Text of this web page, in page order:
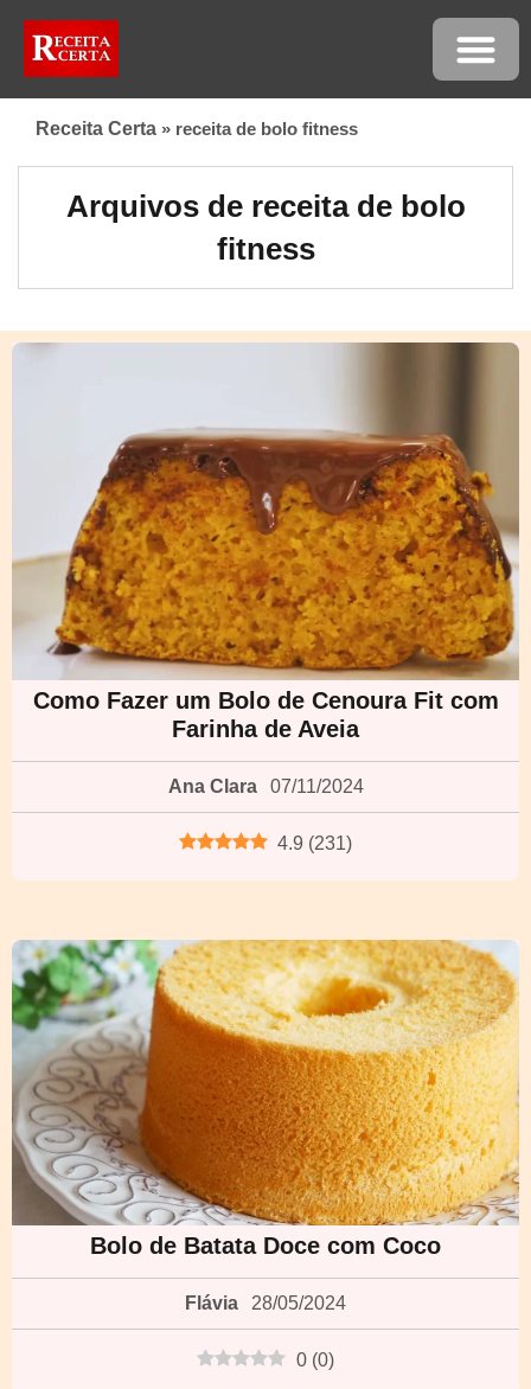
Receita Certa » receita de bolo fitness
Arquivos de receita de bolo
fitness
Como Fazer um Bolo de Cenoura Fit com
Farinha de Aveia
Ana Clara 07/11/2024
4.9 (231)
Bolo de Batata Doce com Coco
Flávia 28/05/2024
0 (0)